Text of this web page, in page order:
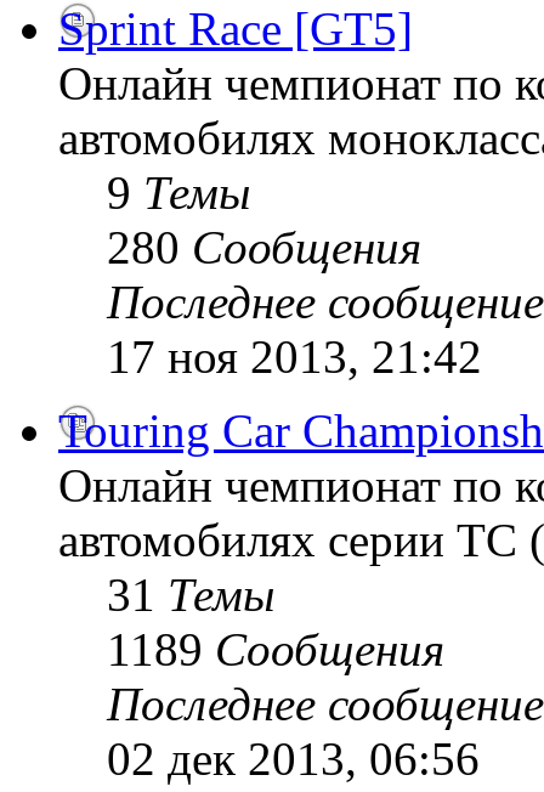
Sprint Race [GT5]
Онлайн чемпионат по
автомобилях
9 Темы
280 Сообщения
Последнее сообщение
17 ноя 2013, 21:42
Touring Car
Онлайн чемпионат по
автомобилях серии
31 Темы
1189 Сообщения
Последнее сообщение
02 дек 2013, 06:56